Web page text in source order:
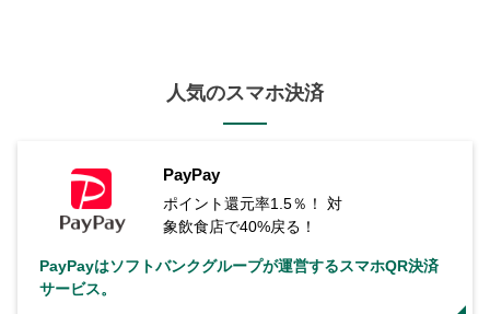
人気のスマホ決済
PayPay
ポイント還元率1.5％！ 対
象飲食店で40%戻る！
PayPayはソフトバンクグループが運営するスマホQR決済
サービス。